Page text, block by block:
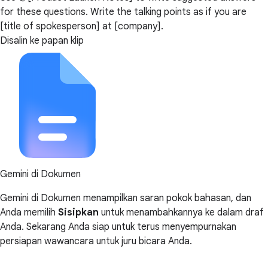
for these questions. Write the talking points as if you are
[title of spokesperson] at [company].
Disalin ke papan klip
Gemini di Dokumen
Gemini di Dokumen menampilkan saran pokok bahasan, dan
Anda memilih Sisipkan untuk menambahkannya ke dalam draf
Anda. Sekarang Anda siap untuk terus menyempurnakan
persiapan wawancara untuk juru bicara Anda.